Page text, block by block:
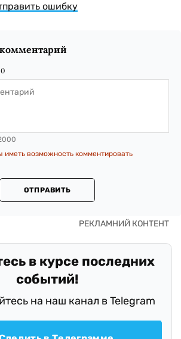
ошибку
0
иметь возможность комментировать
ОТПРАВИТЬ
в курсе последних
событий!
на наш канал в Telegram